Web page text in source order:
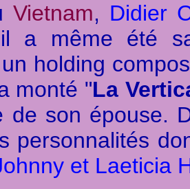
Vietnam, Didier
il a même été
holding
monté "La
de son épouse.
personnalités
et Laeticia